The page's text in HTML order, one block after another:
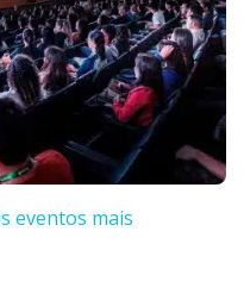
eventos mais